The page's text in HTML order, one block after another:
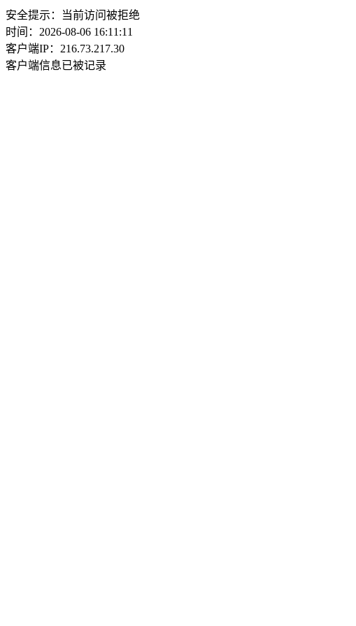
安全提示：当前访问被拒绝
时间：2026-08-06 16:11:11
客户端IP：216.73.217.30
客户端信息已被记录